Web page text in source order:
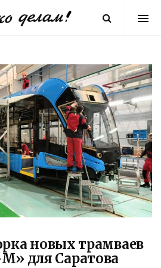
новых трамваев
для Саратова